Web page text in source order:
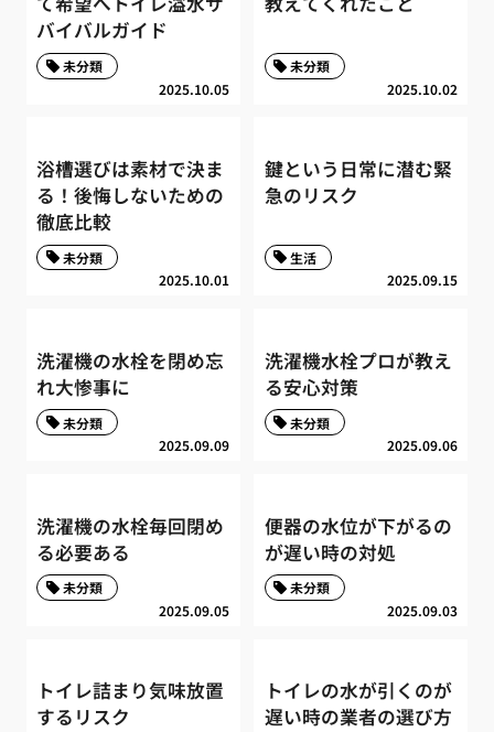
バイバルガイド
2025.10.05
未分類
2025.10.02
未分類
浴槽選びは素材で決ま
る！後悔しないための
徹底比較
2025.10.01
未分類
鍵という日常に潜む緊
急のリスク
2025.09.15
生活
洗濯機の水栓を閉め忘
れ大惨事に
2025.09.09
未分類
洗濯機水栓プロが教え
る安心対策
2025.09.06
未分類
洗濯機の水栓毎回閉め
る必要ある
2025.09.05
未分類
便器の水位が下がるの
が遅い時の対処
2025.09.03
未分類
トイレ詰まり気味放置
するリスク
トイレの水が引くのが
遅い時の業者の選び方